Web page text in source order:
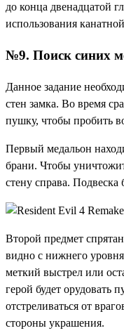
до конца двенадцатой
использования
№9. Поиск синих
Данное задание
стен замка. Во время
пушку, чтобы пробить
Первый медальон
брани. Чтобы
стену справа. Подвеска
Второй предмет
видно с нижнего
меткий выстрел или
герой будет орудовать
отстреливаться от
стороны украшения.